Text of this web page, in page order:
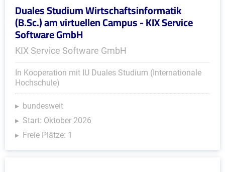
Duales Studium Wirtschaftsinformatik
(B.Sc.) am virtuellen Campus - KIX Service
Software GmbH
KIX Service Software GmbH
In Kooperation mit IU Duales Studium (Internationale
Hochschule)
bundesweit
Start: Oktober 2026
Freie Plätze: 1